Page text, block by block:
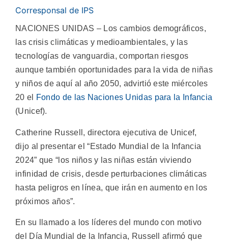
Corresponsal de IPS
NACIONES UNIDAS – Los cambios demográficos,
las crisis climáticas y medioambientales, y las
tecnologías de vanguardia, comportan riesgos
aunque también oportunidades para la vida de niñas
y niños de aquí al año 2050, advirtió este miércoles
20 el
Fondo de las Naciones Unidas para la Infancia
(Unicef).
Catherine Russell, directora ejecutiva de Unicef,
dijo al presentar el “Estado Mundial de la Infancia
2024” que “los niños y las niñas están viviendo
infinidad de crisis, desde perturbaciones climáticas
hasta peligros en línea, que irán en aumento en los
próximos años”.
En su llamado a los líderes del mundo con motivo
del Día Mundial de la Infancia, Russell afirmó que